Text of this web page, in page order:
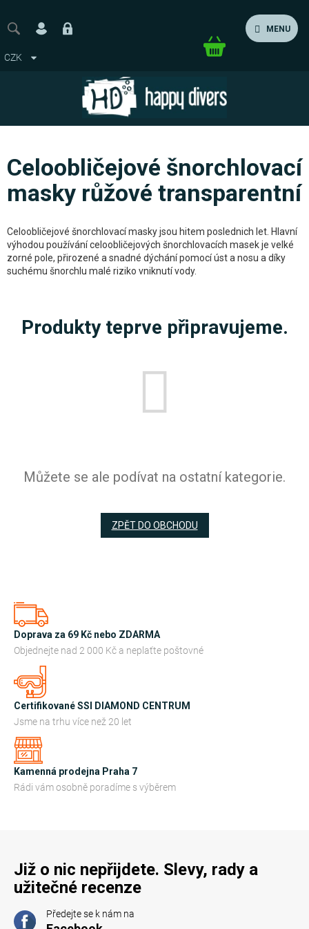
obsah
MENU
CZK
Nákupní
Celoobličejové šnorchlovací
masky růžové transparentní
Celoobličejové šnorchlovací masky jsou hitem poslednich let. Hlavní
výhodou používání celoobličejových šnorchlovacích masek je velké
zorné pole, přirozené a snadné dýchání pomocí úst a nosu a díky
suchému šnorchlu malé riziko vniknutí vody.
Produkty teprve připravujeme.
Můžete se ale podívat na ostatní kategorie.
ZPĚT DO OBCHODU
Doprava za 69 Kč nebo ZDARMA
Objednejte nad 2 000 Kč a neplaťte poštovné
Certifikované SSI DIAMOND CENTRUM
Jsme na trhu více než 20 let
Kamenná prodejna Praha 7
Rádi vám osobně poradíme s výběrem
Již o nic nepřijdete. Slevy, rady a
užitečné recenze
Předejte se k nám na